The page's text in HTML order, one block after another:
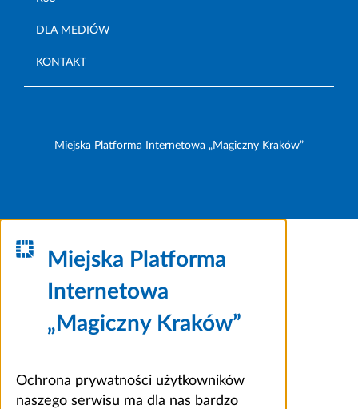
DLA MEDIÓW
KONTAKT
Miejska Platforma Internetowa „Magiczny Kraków”
Miejska Platforma
Internetowa
„Magiczny Kraków”
Ochrona prywatności użytkowników
naszego serwisu ma dla nas bardzo